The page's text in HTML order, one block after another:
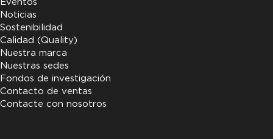
Noticias
Sostenibilidad
Calidad (Quality)
Nuestra marca
Nuestras sedes
Fondos de investigación
Contacto de ventas
Contacte con nosotros